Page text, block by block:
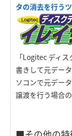
タの消去を行うツ
「Logitec ディ
書きして元デー
ソコンで元デー
譲渡を行う場合